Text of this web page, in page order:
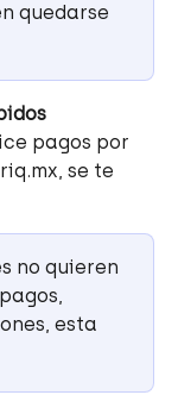
quedarse
pagos por
se te
no quieren
esta